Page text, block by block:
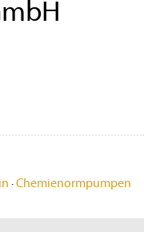
·Chemienormpumpen